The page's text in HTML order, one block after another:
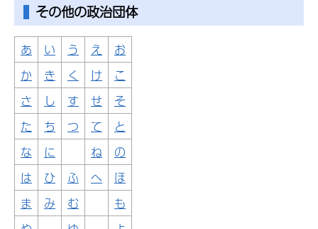
その他の政治団体
あ い う え
お
か
き く け
こ
さ
し す せ
そ
た
ち つ て
と
な
に ね
の
は
ひ ふ へ
ほ
ま
み む
も